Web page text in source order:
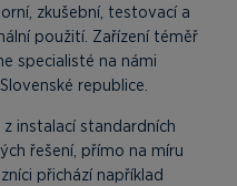
zkušební, testovací a
použití. Zařízení téměř
specialisté na námi
republice.
instalací standardních
řešení, přímo na míru
přichází například